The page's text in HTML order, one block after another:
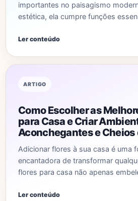
importantes no paisagismo
estética, ela cumpre funções
Ler conteúdo
ARTIGO
Como Escolher as
para Casa e Criar
Aconchegantes e Cheios
Adicionar flores à sua casa é uma
encantadora de transformar
flores para casa não apenas
Ler conteúdo